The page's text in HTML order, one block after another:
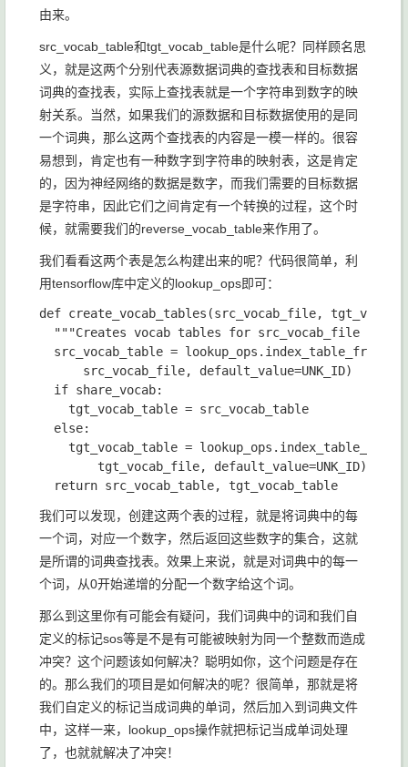
由来。
src_vocab_table和tgt_vocab_table是什么呢？同样顾名思
义，就是这两个分别代表源数据词典的查找表和目标数据
词典的查找表，实际上查找表就是一个字符串到数字的映
射关系。当然，如果我们的源数据和目标数据使用的是同
一个词典，那么这两个查找表的内容是一模一样的。很容
易想到，肯定也有一种数字到字符串的映射表，这是肯定
的，因为神经网络的数据是数字，而我们需要的目标数据
是字符串，因此它们之间肯定有一个转换的过程，这个时
候，就需要我们的reverse_vocab_table来作用了。
我们看看这两个表是怎么构建出来的呢？代码很简单，利
用tensorflow库中定义的lookup_ops即可：
def create_vocab_tables (src_vocab_file,
"""Creates vocab tables for src_vocab_file and
src_vocab_table = lookup_ops .
src_vocab_file, default_value=UNK_ID)
if share_vocab:
tgt_vocab_table = src_vocab_table
else:
tgt_vocab_table = lookup_ops .
tgt_vocab_file, default_value=UNK_ID)
return src_vocab_table,
我们可以发现，创建这两个表的过程，就是将词典中的每
一个词，对应一个数字，然后返回这些数字的集合，这就
是所谓的词典查找表。效果上来说，就是对词典中的每一
个词，从0开始递增的分配一个数字给这个词。
那么到这里你有可能会有疑问，我们词典中的词和我们自
定义的标记sos等是不是有可能被映射为同一个整数而造成
冲突？这个问题该如何解决？聪明如你，这个问题是存在
的。那么我们的项目是如何解决的呢？很简单，那就是将
我们自定义的标记当成词典的单词，然后加入到词典文件
中，这样一来， lookup_ops操作就把标记当成单词处理
了，也就就解决了冲突！